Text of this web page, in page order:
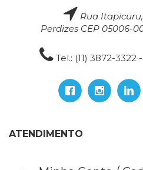
Rua Itapicuru,
Perdizes CEP 05006-
Tel.: (11) 3872-3322
ATENDIMENTO